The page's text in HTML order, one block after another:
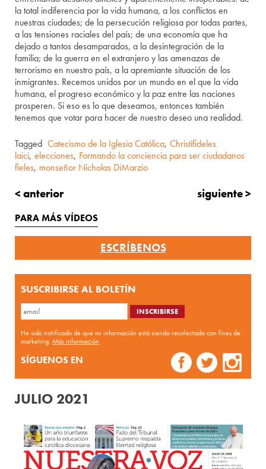
la total indiferencia por la vida humana, a los conflictos en
nuestras ciudades; de la persecución religiosa por todas partes,
a las tensiones raciales del país; de una economía que ha
dejado a tantos desamparados, a la desintegración de la
familia; de la guerra en el extranjero y las amenazas de
terrorismo en nuestro país, a la apremiante situación de los
inmigrantes. Recemos unidos por un mundo en el que la vida
humana, el progreso económico y la paz entre las naciones
prosperen. Si eso es lo que deseamos, entonces también
tenemos que votar para hacer de nuestro deseo una realidad.
Tagged Catecismo de la Iglesia Católica, Christifideles
laici, elecciones, Formando la conciencia para ser ciudadanos
fieles, monseñor Nicholas DiMarzio
< anterior siguiente >
PARA MÁS VÍDEOS
ESCRÍBENOS
SUSCRIBIRSE AL BOLETÍN
He sido notificado de que mi información está siendo recolectada con fines de
marketing.Más información
SÍGUENOS EN
JULIO 2021